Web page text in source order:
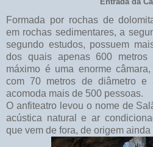
Formada por rochas de
em rochas sedimentares, a
segundo estudos, possuem
dos quais apenas 600
máximo é uma enorme
com 70 metros de diâmetro e
acomoda mais de 500 pessoas.
O anfiteatro levou o nome de
acústica natural e ar
que vem de fora, de origem